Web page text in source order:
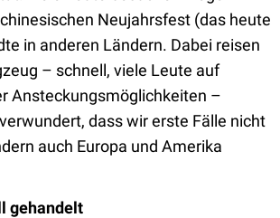
Neujahrsfest (das heute
in anderen Ländern. Dabei reisen
– schnell, viele Leute auf
Ansteckungsmöglichkeiten –
dass wir erste Fälle nicht
auch Europa und Amerika
gehandelt